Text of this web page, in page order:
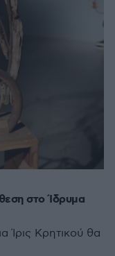
στο Ίδρυμα
Ίρις Κρητικού θα